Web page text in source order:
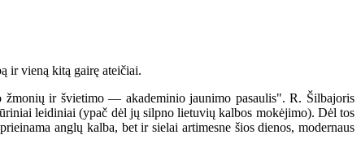
ir vieną kitą gairę ateičiai.
žmonių ir švietimo — akademinio jaunimo pasaulis". R. Šilbajoris
leidiniai (ypač dėl jų silpno lietuvių kalbos mokėjimo). Dėl tos
anglų kalba, bet ir sielai artimesne šios dienos, modernaus